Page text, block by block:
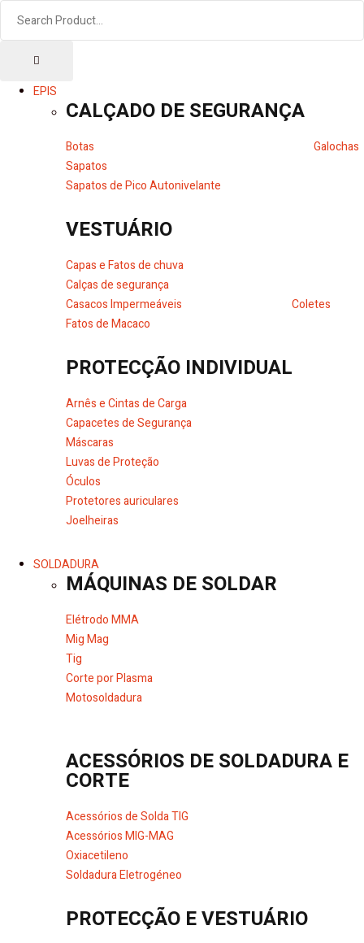
EPIS
CALÇADO DE SEGURANÇA
Botas
Galochas
Sapatos
Sapatos de Pico Autonivelante
VESTUÁRIO
Capas e Fatos de chuva
Calças de segurança
Casacos Impermeáveis
Coletes
Fatos de Macaco
PROTECÇÃO INDIVIDUAL
Arnês e Cintas de Carga
Capacetes de Segurança
Máscaras
Luvas de Proteção
Óculos
Protetores auriculares
Joelheiras
SOLDADURA
MÁQUINAS DE SOLDAR
Elétrodo MMA
Mig Mag
Tig
Corte por Plasma
Motosoldadura
ACESSÓRIOS DE SOLDADURA E
CORTE
Acessórios de Solda TIG
Acessórios MIG-MAG
Oxiacetileno
Soldadura Eletrogéneo
PROTECÇÃO E VESTUÁRIO